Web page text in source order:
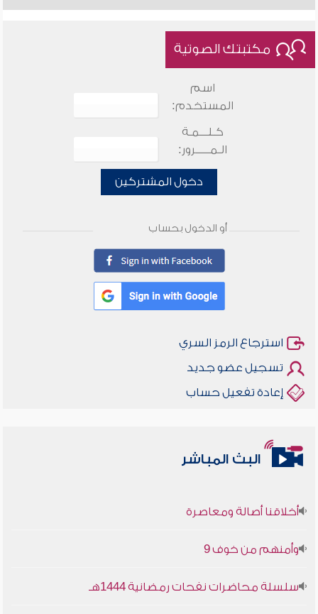
مكتبتك الصوتية
اسم
المستخدم:
كـلـــمـة
الـمـــــرور:
دخول المشتركين
أو الدخول بحساب
استرجاع الرمز السري
تسجيل عضو جديد
إعادة تفعيل حساب
البث المباشر
أخلاقنا أصالة ومعاصرة
وأمنهم من خوف 9